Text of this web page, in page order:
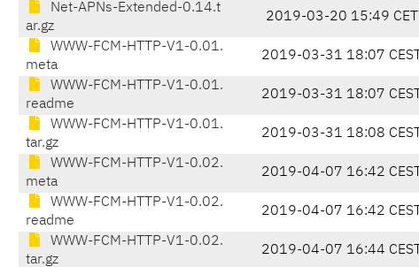
Net-APNs-Extended-0.14.t
ar.gz
2019-03-20 15:49 CET
WWW-FCM-HTTP-V1-0.01.
meta
2019-03-31 18:07 CEST
WWW-FCM-HTTP-V1-0.01.
readme
2019-03-31 18:07 CEST
WWW-FCM-HTTP-V1-0.01.
tar.gz
2019-03-31 18:08 CEST
WWW-FCM-HTTP-V1-0.02.
meta
2019-04-07 16:42 CEST
WWW-FCM-HTTP-V1-0.02.
readme
2019-04-07 16:42 CEST
WWW-FCM-HTTP-V1-0.02.
tar.gz
2019-04-07 16:44 CEST